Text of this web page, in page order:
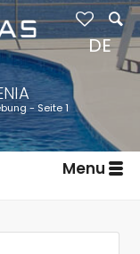
- Seite 1
Menu
DE